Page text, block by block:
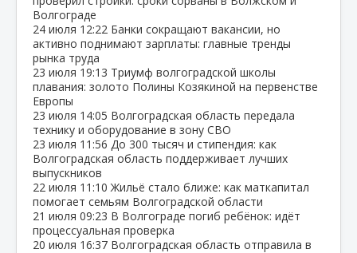
Волгограде
24 июля 12:22 Банки сокращают вакансии, но
активно поднимают зарплаты: главные тренды
рынка труда
23 июля 19:13 Триумф волгоградской школы
плавания: золото Полины Козякиной на первенстве
Европы
23 июля 14:05 Волгоградская область передала
технику и оборудование в зону СВО
23 июля 11:56 До 300 тысяч и стипендия: как
Волгоградская область поддерживает лучших
выпускников
22 июля 11:10 Жильё стало ближе: как маткапитал
помогает семьям Волгоградской области
21 июля 09:23 В Волгограде погиб ребёнок: идёт
процессуальная проверка
20 июля 16:37 Волгоградская область отправила в